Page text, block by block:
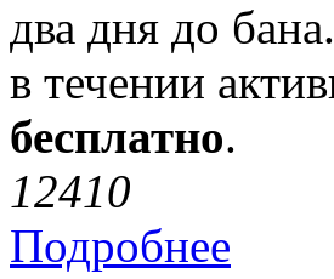
два дня до
в течении
бесплатно.
12410
Подробнее